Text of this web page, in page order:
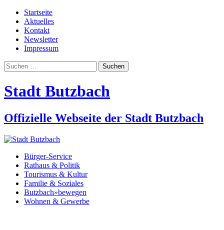
Startseite
Aktuelles
Kontakt
Newsletter
Impressum
Suchen
nach:
Stadt Butzbach
Offizielle Webseite der Stadt Butzbach
Bürger-Service
Rathaus & Politik
Tourismus & Kultur
Familie & Soziales
Butzbach»bewegen
Wohnen & Gewerbe